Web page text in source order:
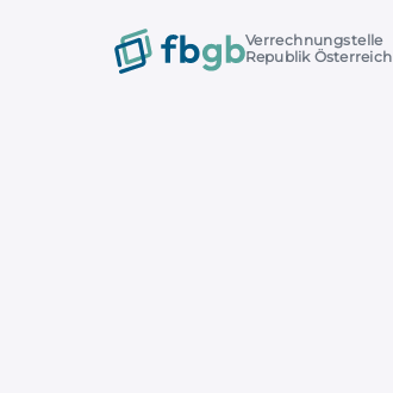
Verrechnungstelle
Republik Österreich